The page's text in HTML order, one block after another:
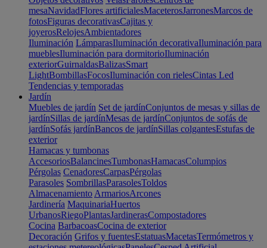
mesaNavidadFlores artificialesMaceterosJarronesMarcos de
fotosFiguras decorativasCajitas y
joyerosRelojesAmbientadores
Iluminación LámparasIluminación decorativaIluminación para
mueblesIluminación para dormitorioIluminación
exteriorGuirnaldasBalizasSmart
LightBombillasFocosIluminación con rielesCintas Led
Tendencias y temporadas
Jardín
Muebles de jardín Set de jardínConjuntos de mesas y sillas de
jardínSillas de jardínMesas de jardínConjuntos de sofás de
jardínSofás jardínBancos de jardínSillas colgantesEstufas de
exterior
Hamacas y tumbonas
AccesoriosBalancinesTumbonasHamacasColumpios
Pérgolas CenadoresCarpasPérgolas
Parasoles SombrillasParasolesToldos
Almacenamiento ArmariosArcones
Jardinería MaquinariaHuertos
UrbanosRiegoPlantasJardinerasCompostadores
Cocina BarbacoasCocina de exterior
Decoración Grifos y fuentesEstatuasMacetasTermómetros y